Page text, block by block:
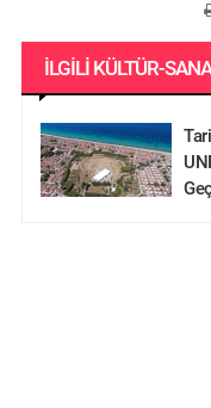
İLGILI KÜLTÜR-